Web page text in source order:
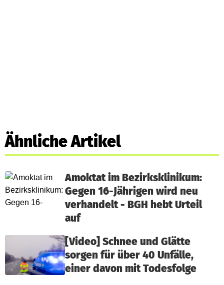
Ähnliche Artikel
Amoktat im Bezirksklinikum:
Gegen 16-Jährigen wird neu
verhandelt - BGH hebt Urteil
auf
[Video] Schnee und Glätte
sorgen für über 40 Unfälle,
einer davon mit Todesfolge